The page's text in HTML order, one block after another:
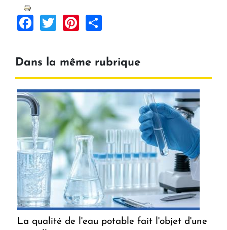
Facebook
TwitterPinterest
Dans la même rubrique
La qualité de l'eau potable fait l'objet d'une